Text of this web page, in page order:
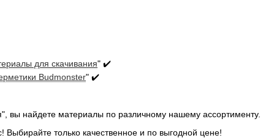
для скачивания" ✔️
Budmonster" ✔️
вы найдете материалы по различному нашему ассортименту.
только качественное и по выгодной цене!